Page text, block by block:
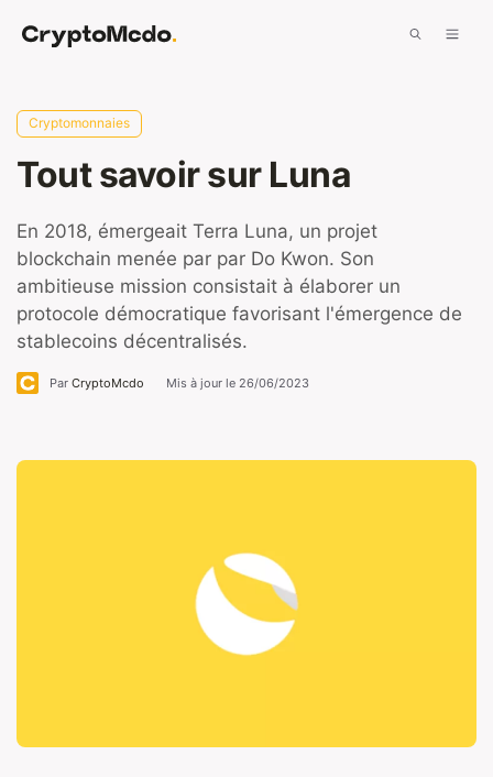
Cryptomonnaies
Tout savoir sur Luna
En 2018, émergeait Terra Luna, un projet
blockchain menée par par Do Kwon. Son
ambitieuse mission consistait à élaborer un
protocole démocratique favorisant l'émergence de
stablecoins décentralisés.
Par CryptoMcdo Mis à jour le 26/06/2023